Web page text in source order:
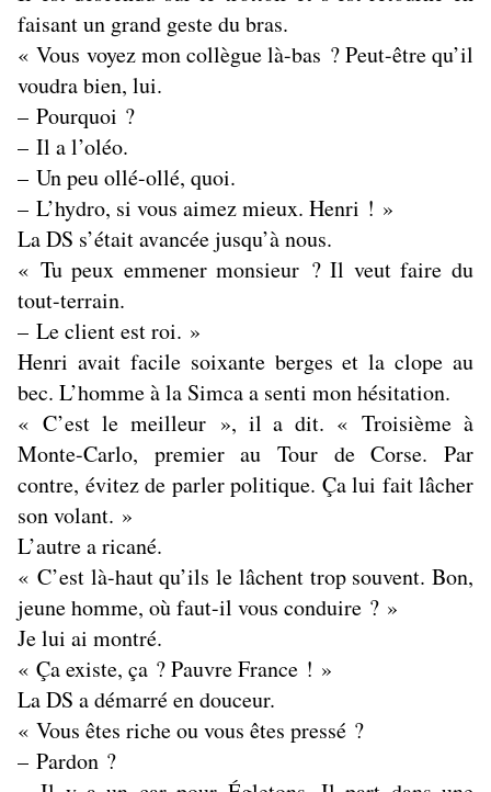
faisant un grand geste du bras.
« Vous voyez mon collègue là-bas ? Peut-être qu’il
voudra bien, lui.
– Pourquoi ?
– Il a l’oléo.
– Un peu ollé-ollé, quoi.
– L’hydro, si vous aimez mieux. Henri ! »
La DS s’était avancée jusqu’à nous.
« Tu peux emmener monsieur ? Il veut faire du
tout-terrain.
– Le client est roi. »
Henri avait facile soixante berges et la clope au
bec. L’homme à la Simca a senti mon hésitation.
« C’est le meilleur », il a dit. « Troisième à
Monte-Carlo, premier au Tour de Corse. Par
contre, évitez de parler politique. Ça lui fait lâcher
son volant. »
L’autre a ricané.
« C’est là-haut qu’ils le lâchent trop souvent. Bon,
jeune homme, où faut-il vous conduire ? »
Je lui ai montré.
« Ça existe, ça ? Pauvre France ! »
La DS a démarré en douceur.
« Vous êtes riche ou vous êtes pressé ?
– Pardon ?